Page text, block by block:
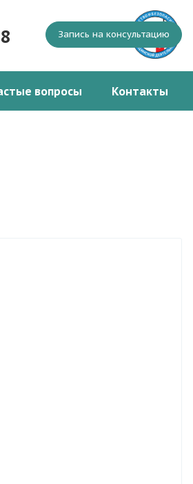
Запись на консультацию
вопросы Контакты